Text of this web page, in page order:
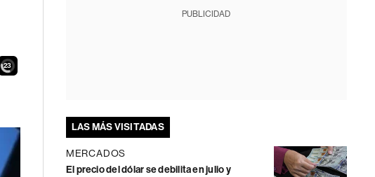
22
PUBLICIDAD
LAS MÁS VISITADAS
MERCADOS
El precio del dólar se debilita en julio y